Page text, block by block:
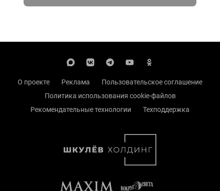
О проекте Реклама
Пользовательское соглашение
Политика использования cookie-файлов
Рекомендательные технологии
Техподдержка